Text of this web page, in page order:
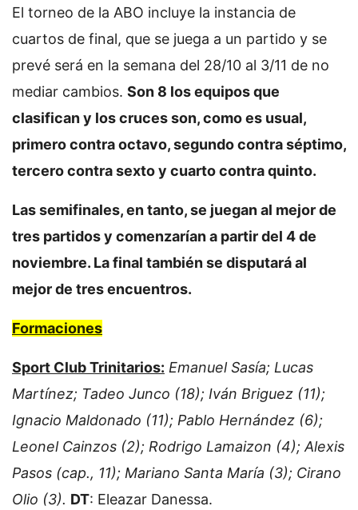
El torneo de la ABO incluye la instancia de
cuartos de final, que se juega a un partido y se
prevé será en la semana del 28/10 al 3/11 de no
mediar cambios. Son 8 los equipos que
clasifican y los cruces son, como es usual,
primero contra octavo, segundo contra séptimo,
tercero contra sexto y cuarto contra quinto.
Las semifinales, en tanto, se juegan al mejor de
tres partidos y comenzarían a partir del 4 de
noviembre. La final también se disputará al
mejor de tres encuentros.
Formaciones
Sport Club Trinitarios: Emanuel Sasía; Lucas
Martínez; Tadeo Junco (18); Iván Briguez (11);
Ignacio Maldonado (11); Pablo Hernández (6);
Leonel Cainzos (2); Rodrigo Lamaizon (4); Alexis
Pasos (cap., 11); Mariano Santa María (3); Cirano
Olio (3). DT: Eleazar Danessa.